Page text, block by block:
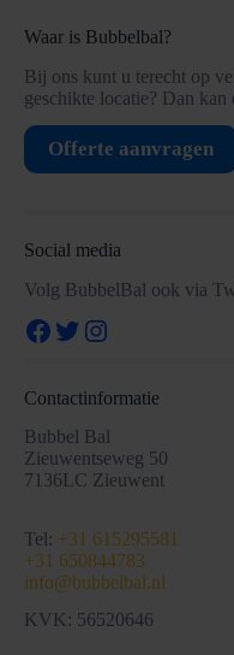
Waar is Bubbelbal?
Bij ons kunt u terecht op
geschikte locatie? Dan kan
Offerte aanvragen
Social media
Volg BubbelBal ook via
Facebook
Twitter
Instagram
Contactinformatie
Bubbel Bal
Zieuwentseweg 50
7136LC Zieuwent
Tel: +31 615295581
+31 650844783
info@bubbelbal.nl
KVK: 56520646